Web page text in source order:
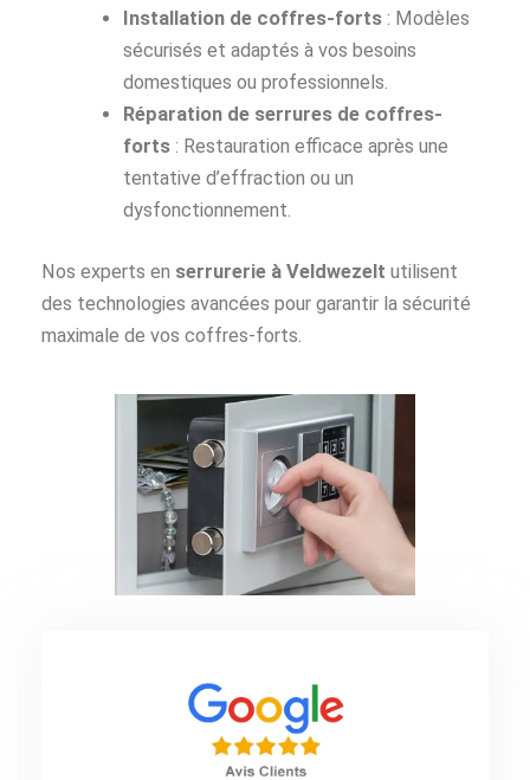
Installation de coffres-forts : Modèles
sécurisés et adaptés à vos besoins
domestiques ou professionnels.
Réparation de serrures de coffres-
forts : Restauration efficace après une
tentative d’effraction ou un
dysfonctionnement.
Nos experts en serrurerie à Veldwezelt utilisent
des technologies avancées pour garantir la sécurité
maximale de vos coffres-forts.